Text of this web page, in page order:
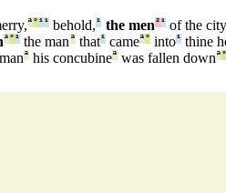
ª°¹¹ behold,¹ the men²¹of the
ª°¹ the man ªthat¹cameª°into¹thine
ª his concubineª was fallen downª°